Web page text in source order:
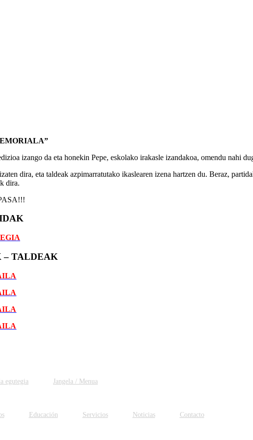
izango da eta honekin Pepe, eskolako irakasle izandakoa, omendu nahi
dira, eta taldeak azpimarratutako ikaslearen izena hartzen du. Beraz,
dira.
– TALDEAK
egutegia Jangela / Menua
Educación Servicios Noticias Contacto